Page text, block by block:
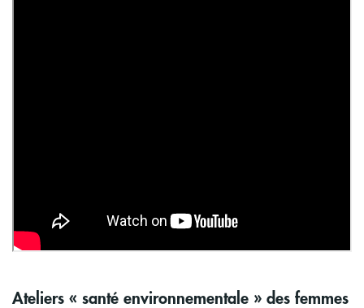
Ateliers « santé environnementale » des femmes